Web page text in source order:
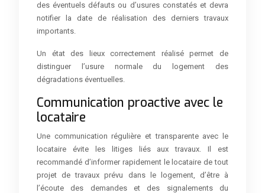
des éventuels défauts ou d’usures constatés et devra
notifier la date de réalisation des derniers travaux
importants.
Un état des lieux correctement réalisé permet de
distinguer l’usure normale du logement des
dégradations éventuelles.
Communication proactive avec le
locataire
Une communication régulière et transparente avec le
locataire évite les litiges liés aux travaux. Il est
recommandé d’informer rapidement le locataire de tout
projet de travaux prévu dans le logement, d’être à
l’écoute des demandes et des signalements du